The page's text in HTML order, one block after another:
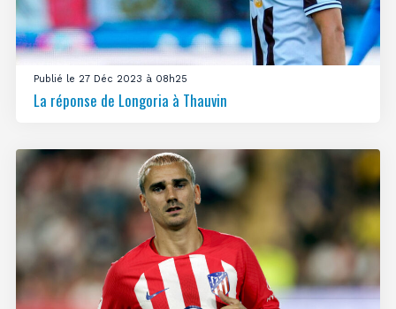
Publié le 27 Déc 2023 à 08h25
La réponse de Longoria à Thauvin